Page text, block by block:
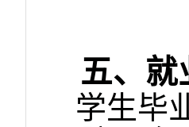
五、就
学生毕